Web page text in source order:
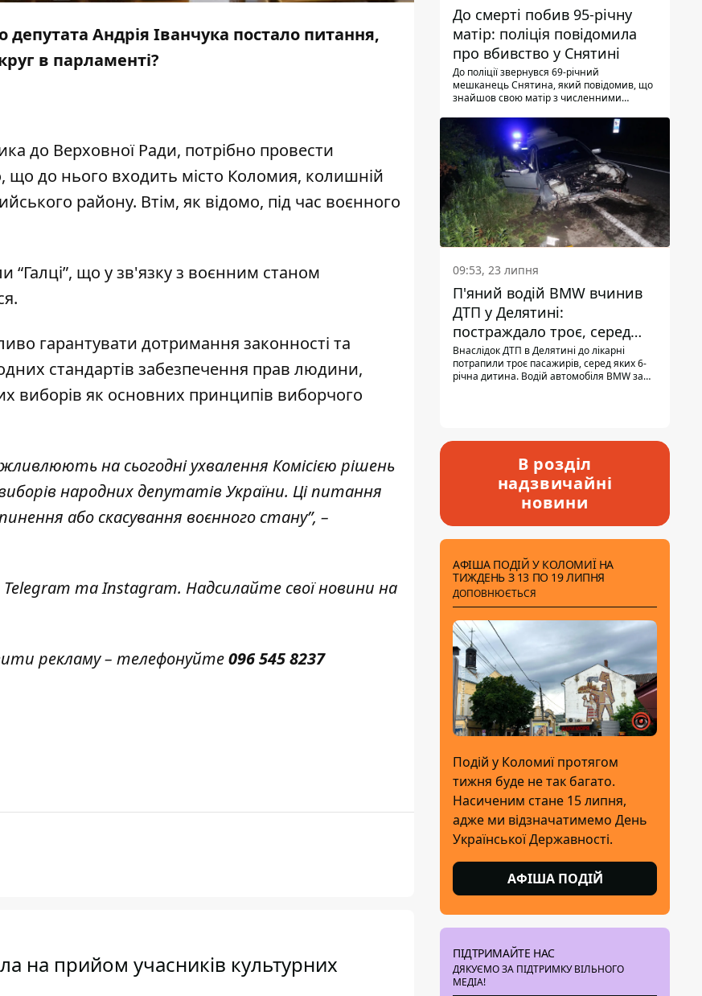
Андрія Іванчука постало питання,
в парламенті?
до Верховної Ради, потрібно провести
що до нього входить місто Коломия, колишній
району. Втім, як відомо, під час воєнного
“Галці”, що у зв'язку з воєнним станом
гарантувати дотримання законності та
стандартів забезпечення прав людини,
виборів як основних принципів виборчого
на сьогодні ухвалення Комісією рішень
народних депутатів України. Ці питання
або скасування воєнного стану”, –
Telegram таInstagram. Надсилайте свої новини на
рекламу – телефонуйте096 545 8237
на прийом учасників культурних
До смерті побив 95-річну
матір: поліція повідомила
про вбивство у Снятині
До поліції звернувся 69-річний
мешканець Снятина, який повідомив, що
знайшов свою матір з численними
з'ясували правоохоронці, ці травми жінці
наніс її син.
09:53, 23 липня
П'яний водій BMW вчинив
ДТП у Делятині:
постраждало троє, серед
них - дитина
Внаслідок ДТП в Делятині до лікарні
потрапили троє пасажирів, серед яких 6-
річна дитина. Водій автомобіля BMW за
В розділ
надзвичайні
новини
АФІША ПОДІЙ У КОЛОМИЇ НА
ТИЖДЕНЬ З 13 ПО 19 ЛИПНЯ
ДОПОВНЮЄТЬСЯ
Подій у Коломиї протягом
тижня буде не так багато.
Насиченим стане 15 липня,
адже ми відзначатимемо День
Української Державності.
АФІША ПОДІЙ
ПІДТРИМАЙТЕ НАС
ДЯКУЄМО ЗА ПІДТРИМКУ ВІЛЬНОГО
МЕДІА!